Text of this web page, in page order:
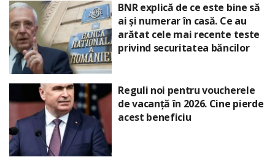
BNR explică de ce este bine să
ai și numerar în casă. Ce au
arătat cele mai recente teste
privind securitatea băncilor
Reguli noi pentru voucherele
de vacanță în 2026. Cine pierde
acest beneficiu